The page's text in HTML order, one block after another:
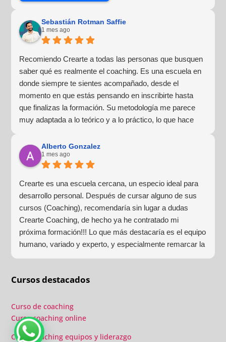
Sebastián Rotman Saffie
1 mes ago
Recomiendo Crearte a todas las personas que busquen
saber qué es realmente el coaching. Es una escuela en
donde siempre te sientes acompañado, desde el
momento en que estás pensando en inscribirte hasta
que finalizas la formación. Su metodología me parece
muy adaptada a lo teórico y a lo práctico, lo que hace
¡Para mí fue una excelente experiencia!
Alberto Gonzalez
1 mes ago
Crearte es una escuela cercana, un especio ideal para
desarrollo personal. Después de cursar alguno de sus
cursos (Coaching), recomendaría sin lugar a dudas
Crearte Coaching, de hecho ya he contratado mi
próxima formación!!! Lo que más destacaría es el equipo
humano, variado y experto, y especialmente remarcar la
añadido con multitud de formaciones, seminarios y
gran liderazgo de Beatriz Ricondo!!!
Cursos destacados
Curso de coaching
Curso coaching online
Curso coaching equipos y liderazgo